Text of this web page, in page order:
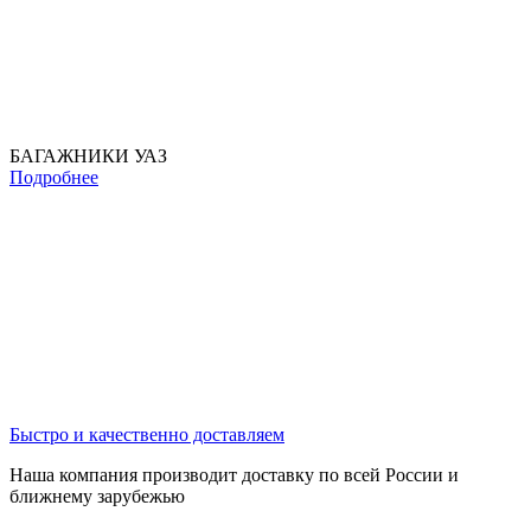
БАГАЖНИКИ УАЗ
Подробнее
Быстро и качественно доставляем
Наша компания производит доставку по всей России и
ближнему зарубежью